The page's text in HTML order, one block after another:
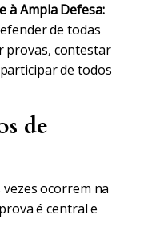
à Ampla Defesa:
de todas
provas, contestar
de todos
de
ocorrem na
é central e